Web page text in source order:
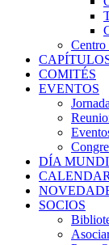
Centro
COMITÉS
EVENTOS
DÍA
SOCIOS